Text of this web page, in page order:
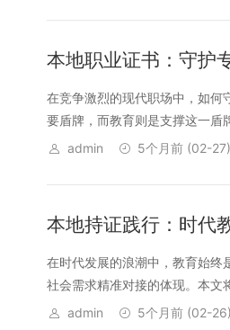
本地职业证书：守护
在竞争激烈的现代职场中，如何
要盾牌，而教育则是支撑这一盾
admin
5个月前 (02-27)
本地持证践行：时代
在时代发展的浪潮中，教育始终
社会需求精准对接的体现。本文
admin
5个月前 (02-26)